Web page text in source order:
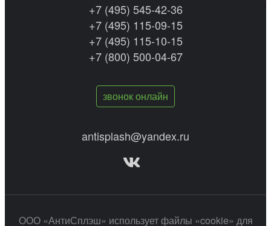
+7 (495) 545-42-36
+7 (495) 115-09-15
+7 (495) 115-10-15
+7 (800) 500-04-67
звонок онлайн
antisplash@yandex.ru
ООО «АнтиСплэш» использует файлы «cookie» для